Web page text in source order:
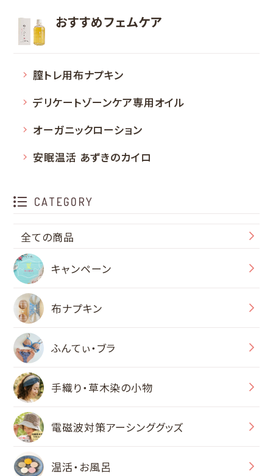
おすすめフェムケア
膣トレ用布ナプキン
デリケートゾーンケア専用オイル
オーガニックローション
安眠温活 あずきのカイロ
CATEGORY
全ての商品
キャンペーン
布ナプキン
ふんてぃ・ブラ
手織り・草木染の小物
電磁波対策アーシンググッズ
温活・お風呂